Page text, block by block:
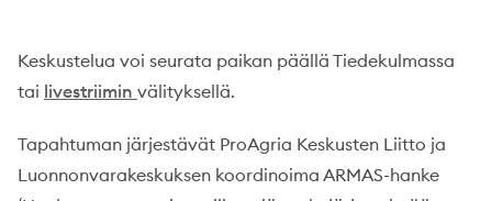
Keskustelua voi seurata paikan päällä Tiedekulmassa
tai livestriimin välityksellä.
Tapahtuman järjestävät ProAgria Keskusten Liitto ja
Luonnonvarakeskuksen koordinoima ARMAS-hanke